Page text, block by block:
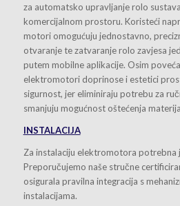
za automatsko upravljanje rolo
komercijalnom prostoru. Koristeći
motori omogućuju jednostavno,
otvaranje te zatvaranje rolo zavjesa
putem mobilne aplikacije. Osim
elektromotori doprinose i estetici
sigurnost, jer eliminiraju potrebu za
smanjuju mogućnost oštećenja
INSTALACIJA
Za instalaciju elektromotora potrebna
Preporučujemo naše stručne
osigurala pravilna integracija s
instalacijama.